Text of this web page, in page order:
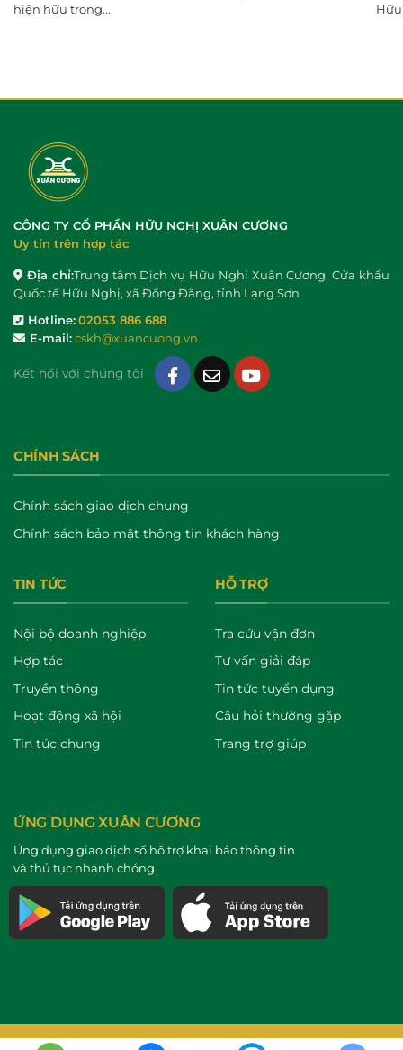
hiện hữu trong...
CÔNG TY CỔ PHẦN HỮU NGHỊ XUÂN CƯƠNG
Uy tín trên hợp tác
Địa chỉ:Trung tâm Dịch vụ Hữu Nghị Xuân Cương, Cửa khẩu
Quốc tế Hữu Nghị, xã Đồng Đăng, tỉnh Lạng Sơn
Hotline:02053 886 688
E-mail:cskh@xuancuong.vn
Kết nối với chúng tôi
CHÍNH SÁCH
Chính sách giao dịch chung
Chính sách bảo mật thông tin khách hàng
TIN TỨC
Nội bộ doanh nghiệp
Hợp tác
Truyền thông
Hoạt động xã hội
Tin tức chung
HỖ TRỢ
Tra cứu vận đơn
Tư vấn giải đáp
Tin tức tuyển dụng
Câu hỏi thường gặp
Trang trợ giúp
ỨNG DỤNG XUÂN CƯƠNG
Ứng dụng giao dịch số hỗ trợ khai báo thông tin
và thủ tục nhanh chóng
Bản quyền 2026 © thuộc Công ty Cổ phần Hữu nghị Xuân